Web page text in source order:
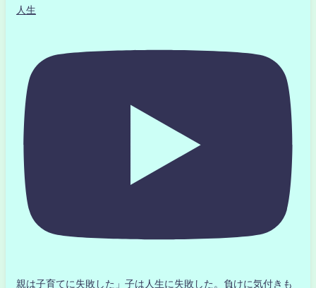
人生
親は子育てに失敗した」子は人生に失敗した。負けに気付きも